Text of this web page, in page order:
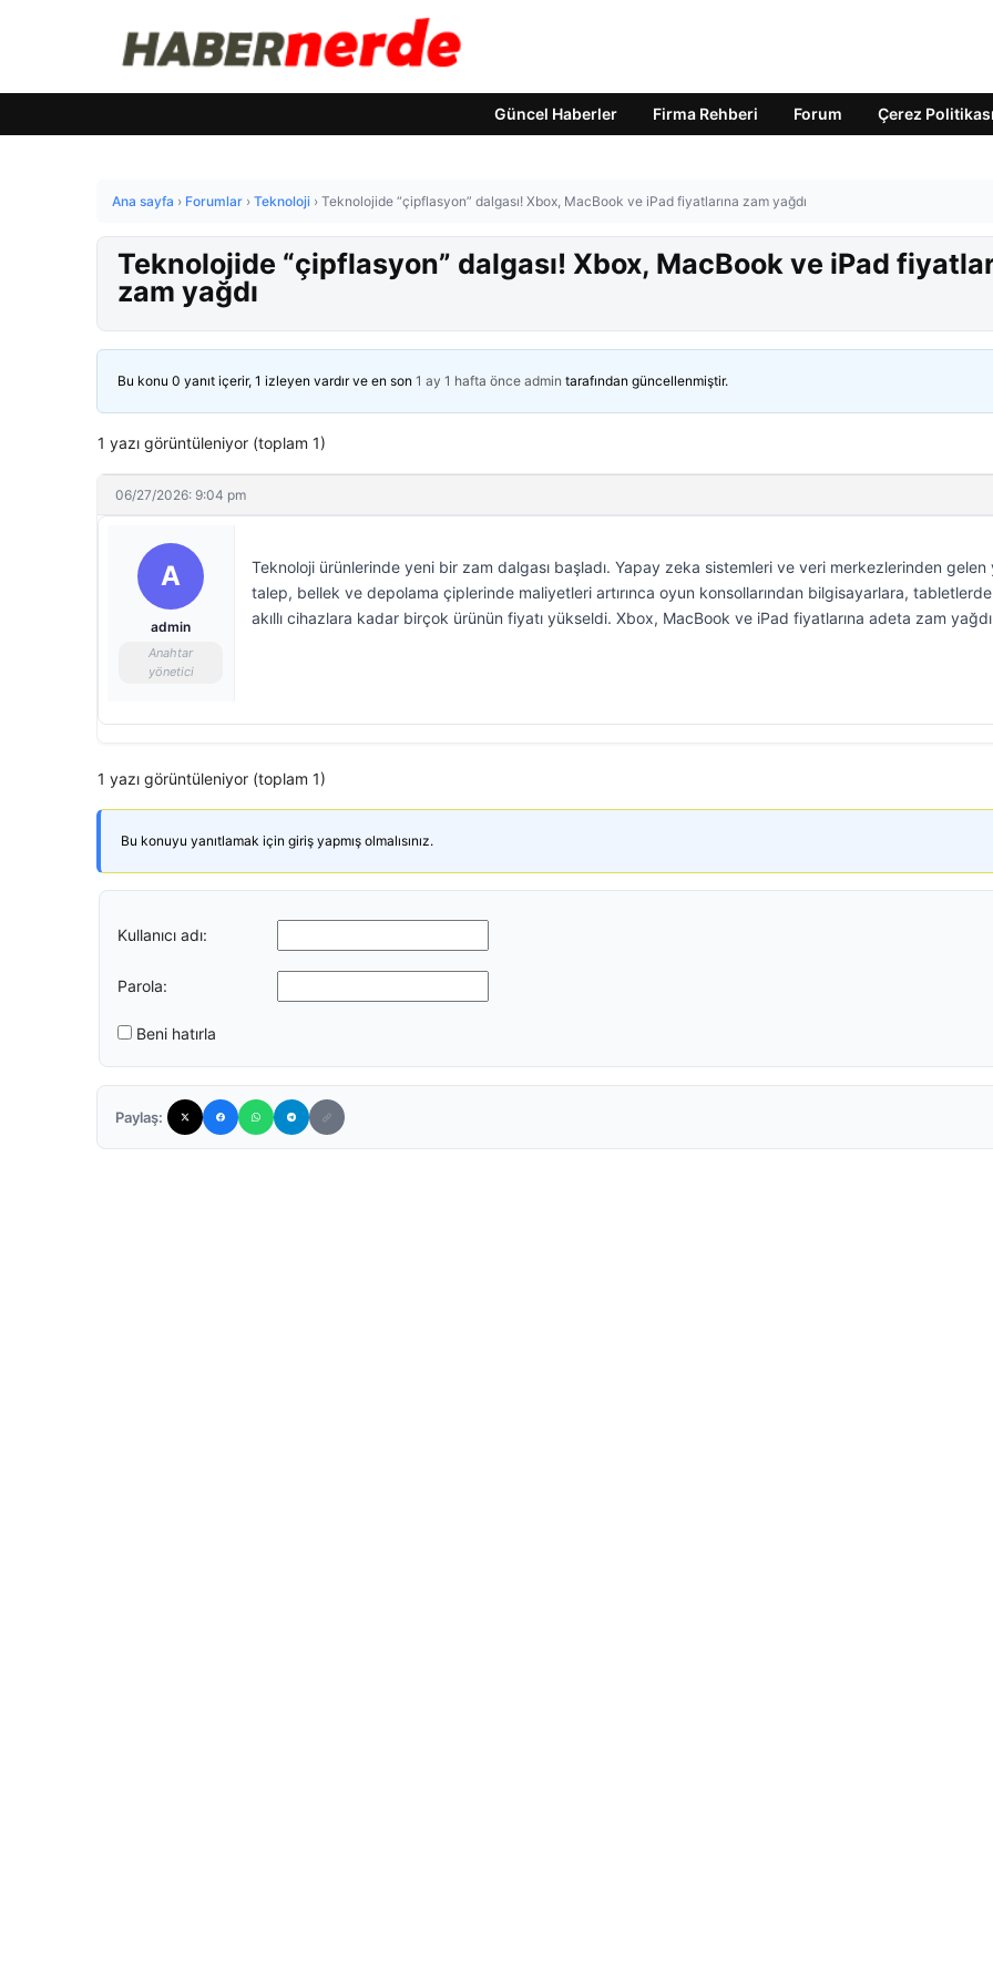
Güncel Haberler Firma Rehberi Forum Çerez Politikası
Ana sayfa › Forumlar › Teknoloji › Teknolojide “çipflasyon” dalgası! Xbox, MacBook ve iPad fiyatlarına zam yağdı
Teknolojide “çipflasyon” dalgası! Xbox, MacBook ve iPad
zam yağdı
Bu konu 0 yanıt içerir, 1 izleyen vardır ve en son 1 ay 1 hafta önce admin tarafından güncellenmiştir.
1 yazı görüntüleniyor (toplam 1)
06/27/2026: 9:04 pm
A
admin
Anahtar
yönetici
Teknoloji ürünlerinde yeni bir zam dalgası başladı. Yapay zeka sistemleri ve veri merkezlerinden gelen
talep, bellek ve depolama çiplerinde maliyetleri artırınca oyun konsollarından bilgisayarlara,
akıllı cihazlara kadar birçok ürünün fiyatı yükseldi. Xbox, MacBook ve iPad fiyatlarına adeta zam
1 yazı görüntüleniyor (toplam 1)
Bu konuyu yanıtlamak için giriş yapmış olmalısınız.
Kullanıcı adı:
Parola:
Beni hatırla
Paylaş: